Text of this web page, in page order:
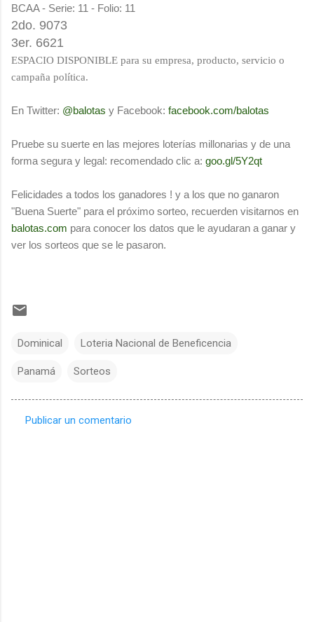
BCAA - Serie: 11 - Folio: 11
2do. 9073
3er. 6621
ESPACIO DISPONIBLE para su empresa, producto, servicio o
campaña política.
En Twitter: @balotas y Facebook: facebook.com/balotas
Pruebe su suerte en las mejores loterías millonarias y de una
forma segura y legal: recomendado clic a: goo.gl/5Y2qt
Felicidades a todos los ganadores ! y a los que no ganaron
"Buena Suerte" para el próximo sorteo, recuerden visitarnos en
balotas.com para conocer los datos que le ayudaran a ganar y
ver los sorteos que se le pasaron.
Dominical Loteria Nacional de Beneficencia
Panamá Sorteos
Publicar un comentario